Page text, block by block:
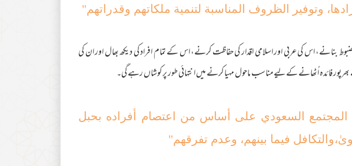
وتوفیر الظروف المناسبة لتنمیة ملکاتهم وقدراتهم"
بنانے، اس کی عربی اور اسلامی اقدار کی حفاظت کرنے، اس کے تمام افراد کی دیکھ بھال اور ان کی
فائدہ اُٹھانے کے لیے مناسب ماحول مہیا کرنے میں انتہائی طور پر کوشاں رہے گی۔
المجتمع السعودي علی أساس من اعتصام أفراده بحبل
فیما بینهم، وعدم تفرقھم"